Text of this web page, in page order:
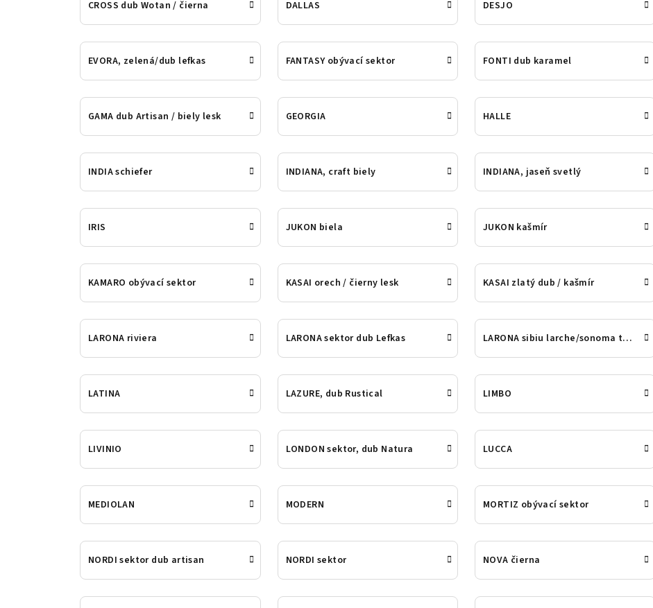
CROSS dub Wotan / čierna DALLAS DESJO
EVORA, zelená/dub lefkas FANTASY obývací sektor FONTI dub karamel
GAMA dub Artisan / biely lesk GEORGIA HALLE
INDIA schiefer INDIANA, craft biely INDIANA, jaseň svetlý
IRIS JUKON biela JUKON kašmír
KAMARO obývací sektor KASAI orech / čierny lesk KASAI zlatý dub / kašmír
LARONA riviera LARONA sektor dub Lefkas LARONA sibiu larche/sonoma trufe
LATINA LAZURE, dub Rustical LIMBO
LIVINIO LONDON sektor, dub Natura LUCCA
MEDIOLAN MODERN MORTIZ obývací sektor
NORDI sektor dub artisan NORDI sektor NOVA čierna